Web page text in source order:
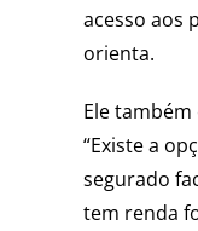
acesso aos
orienta.
Ele
“Existe a
segurado
tem renda